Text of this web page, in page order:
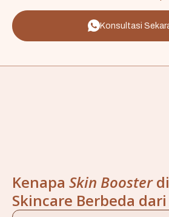
Konsultasi
Kenapa Skin Booster
Skincare Berbeda